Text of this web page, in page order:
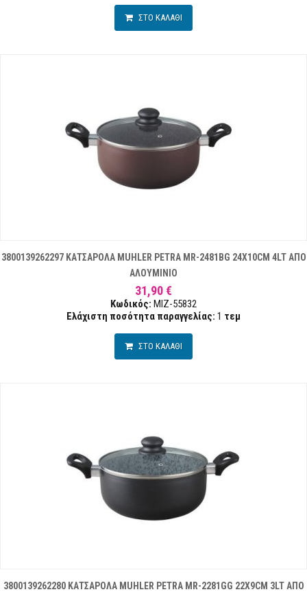
ΣΤΟ ΚΑΛΑΘΙ
3800139262297 ΚΑΤΣΑΡΟΛΑ MUHLER PETRA MR-2481BG 24X10CM 4LT ΑΠΟ
ΑΛΟΥΜΙΝΙΟ
31,90 €
Κωδικός: MIZ-55832
Ελάχιστη ποσότητα παραγγελίας: 1 τεμ
ΣΤΟ ΚΑΛΑΘΙ
3800139262280 ΚΑΤΣΑΡΟΛΑ MUHLER PETRA MR-2281GG 22X9CM 3LT ΑΠΟ